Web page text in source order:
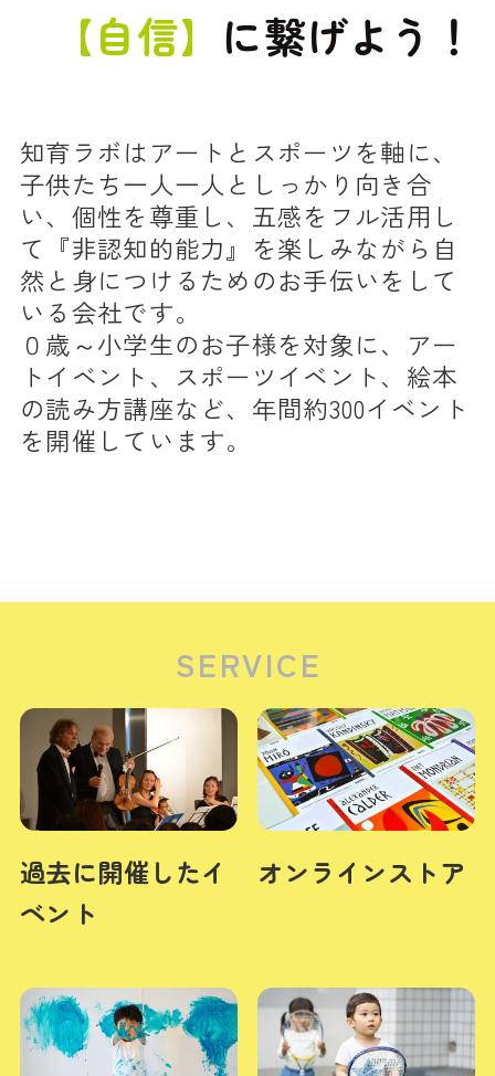
【自信】 に繋げよう！
知育ラボはアートとスポーツを軸に、
子供たち一人一人としっかり向き合
い、個性を尊重し、五感をフル活用し
て『非認知的能力』を楽しみながら自
然と身につけるためのお手伝いをして
いる会社です。
０歳～小学生のお子様を対象に、アー
トイベント、スポーツイベント、絵本
の読み方講座など、年間約300イベント
を開催しています。
SERVICE
過去に開催したイ
ベント
オンラインストア